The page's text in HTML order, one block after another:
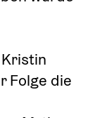
Folge die